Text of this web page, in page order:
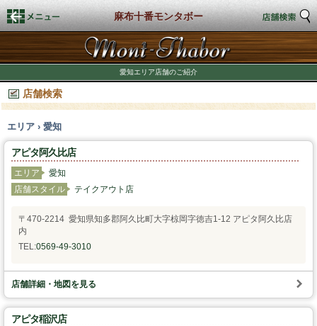
麻布十番モンタボー
愛知エリア店舗のご紹介
店舗検索
エリア › 愛知
アピタ阿久比店
エリア
愛知
店舗スタイル
テイクアウト店
〒470-2214 愛知県知多郡阿久比町大字椋岡字徳吉1-12 アピタ阿久比店
内
TEL:0569-49-3010
店舗詳細・地図を見る
アピタ稲沢店
トップページ
店舗検索
新着情報
商品情報
店舗スタイル
私たちのこだわり
商品づくり